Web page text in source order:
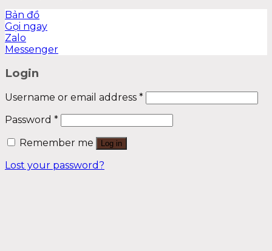
Bản đồ
Gọi ngay
Zalo
Messenger
Login
Username or email address *
Password *
Remember me
Log in
Lost your password?